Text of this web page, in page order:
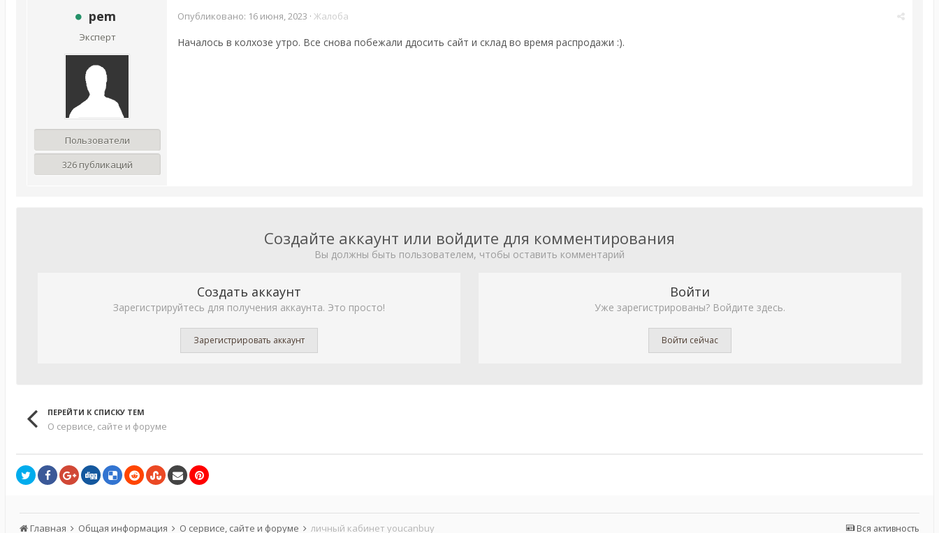
pem
Эксперт
Пользователи
326 публикаций
Опубликовано: 16 июня, 2023 · Жалоба
Началось в колхозе утро. Все снова побежали ддосить сайт и склад во время распродажи :).
Создайте аккаунт или войдите для комментирования
Вы должны быть пользователем, чтобы оставить комментарий
Создать аккаунт
Зарегистрируйтесь для получения аккаунта. Это просто!
Зарегистрировать аккаунт
Войти
Уже зарегистрированы? Войдите здесь.
Войти сейчас
ПЕРЕЙТИ К СПИСКУ ТЕМ
О сервисе, сайте и форуме
Вся активность
Главная Общая информация О сервисе, сайте и форуме личный кабинет youcanbuy